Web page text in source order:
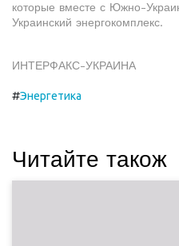
которые вместе с Южно-
Украинский энергокомплекс.
ИНТЕРФАКС-УКРАИНА
#Энергетика
Читайте також